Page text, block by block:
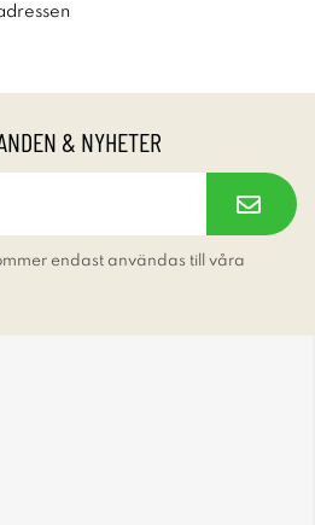
& NYHETER
endast användas till våra